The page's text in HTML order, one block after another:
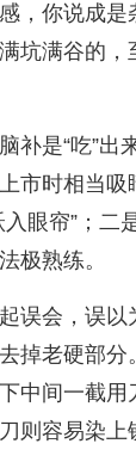
，你说成
坑满谷的
补是“吃”出
市时相当
眼帘”；二
极熟练。
误会，误以
去掉老硬部
中间一截
则容易染